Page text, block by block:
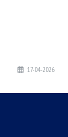
17-04-2026